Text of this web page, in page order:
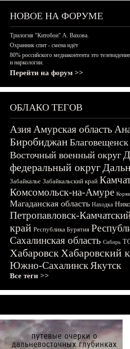
НОВОЕ НА ФОРУМЕ
Трилогия "Китобои" А. Вахова.
Охранник спит - смена идёт
80% российского медиаконтента это
и наркологии.
Перейти на форум >>
ОБЛАКО ТЕГОВ
АзияАмурская область
БиробиджанБлаговещенск
Восточный военный округ
федеральный округ
Забайкалье Забайкальский край
Комсомольск-на-Амуре
Магаданская область Находка
Петропавловск-
край Республика Бурятия
Сахалинская область Сибирь
ХабаровскХабаровский
Южно-СахалинскЯкутск
Все теги >>